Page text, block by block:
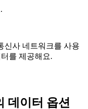
신사 네트워크를 사용
를 제공해요.
데이터 옵션